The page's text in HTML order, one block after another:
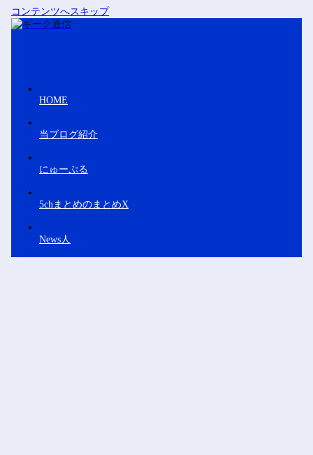
コンテンツへスキップ
HOME
当ブログ紹介
にゅーぷる
5chまとめのまとめX
News人